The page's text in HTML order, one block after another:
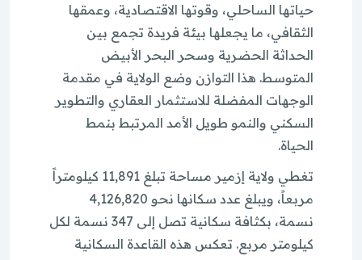
حياتها الساحلي، وقوتها الاقتصادية، وعمقها
الثقافي، ما يجعلها بيئة فريدة تجمع بين
الحداثة الحضرية وسحر البحر الأبيض
المتوسط. هذا التوازن وضع الولاية في مقدمة
الوجهات المفضلة للاستثمار العقاري والتطوير
السكني والنمو طويل الأمد المرتبط بنمط
الحياة.
تغطي ولاية إزمير مساحة تبلغ 11,891 كيلومتراً
مربعاً، ويبلغ عدد سكانها نحو 4,126,820
نسمة، بكثافة سكانية تصل إلى 347 نسمة لكل
كيلومتر مربع. تعكس هذه القاعدة السكانية